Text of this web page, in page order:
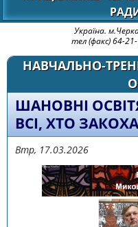
Україна.
тел (факс) 64-
НАВЧАЛЬНО-
ШАНОВНІ
ВСІ, ХТО
Втр, 17.03.2026